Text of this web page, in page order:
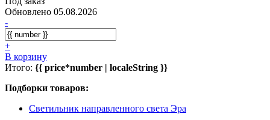
Обновлено 05.08.2026
-
+
В корзину
Итого: {{ price*number | localeString }}
Подборки товаров:
Светильник направленного света Эра